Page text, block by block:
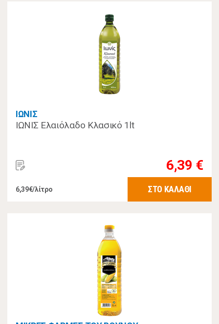
ΙΩΝΙΣ
ΙΩΝΙΣ Ελαιόλαδο Κλασικό 1lt
6,39 €
6,39€/λίτρο ΣΤΟ ΚΑΛΑΘΙ